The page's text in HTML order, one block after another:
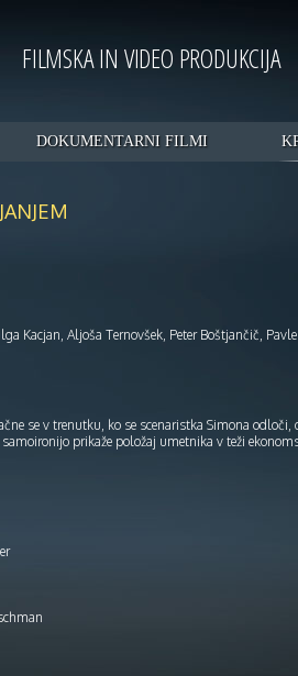
FILMSKA IN VIDEO PRODUKCIJA
DOKUMENTARNI FILMI
Kacjan, Aljoša Ternovšek, Peter Boštjančič,
se v trenutku, ko se scenaristka Simona
prikaže položaj umetnika v teži